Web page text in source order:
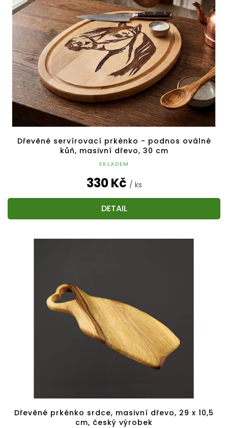
Dřevěné servírovací prkénko - podnos oválné
kůň, masivní dřevo, 30 cm
SKLADEM
330 Kč / ks
DETAIL
Dřevěné prkénko srdce, masivní dřevo, 29 x 10,5
cm, český výrobek